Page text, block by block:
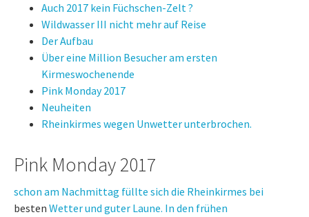
Auch 2017 kein Füchschen-Zelt ?
Wildwasser III nicht mehr auf Reise
Der Aufbau
Über eine Million Besucher am ersten
Kirmeswochenende
Pink Monday 2017
Neuheiten
Rheinkirmes wegen Unwetter unterbrochen.
Pink Monday 2017
schon am Nachmittag füllte sich die Rheinkirmes bei
besten Wetter und guter Laune. In den frühen